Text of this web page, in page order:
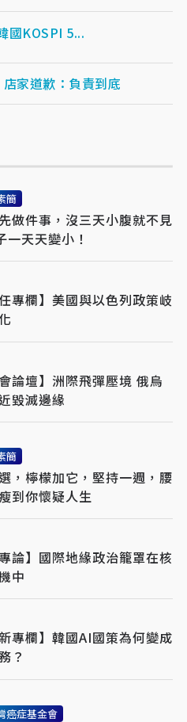
國KOSPI 5...
家道歉：負責到底
簡
做件事，沒三天小腹就不見
一天天變小！
任專欄】美國與以色列政策岐
會論壇】洲際飛彈壓境 俄烏
毀滅邊緣
簡
，檸檬加它，堅持一週，腰
到你懷疑人生
專論】國際地緣政治籠罩在核
中
新專欄】韓國AI國策為何變成
？
癌症基金會